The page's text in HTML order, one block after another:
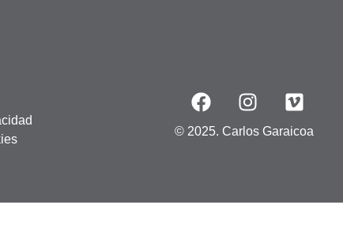
© 2025. Carlos Garaicoa